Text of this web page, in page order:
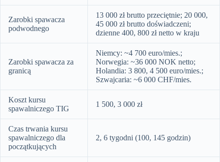
Zarobki spawacza
podwodnego
13 000 zł brutto przeciętnie; 20 000,
45 000 zł brutto doświadczeni;
dzienne 400, 800 zł netto w kraju
Zarobki spawacza za
granicą
Niemcy: ~4 700 euro/mies.;
Norwegia: ~36 000 NOK netto;
Holandia: 3 800, 4 500 euro/mies.;
Szwajcaria: ~6 000 CHF/mies.
Koszt kursu
spawalniczego TIG
1 500, 3 000 zł
Czas trwania kursu
spawalniczego dla
początkujących
2, 6 tygodni (100, 145 godzin)